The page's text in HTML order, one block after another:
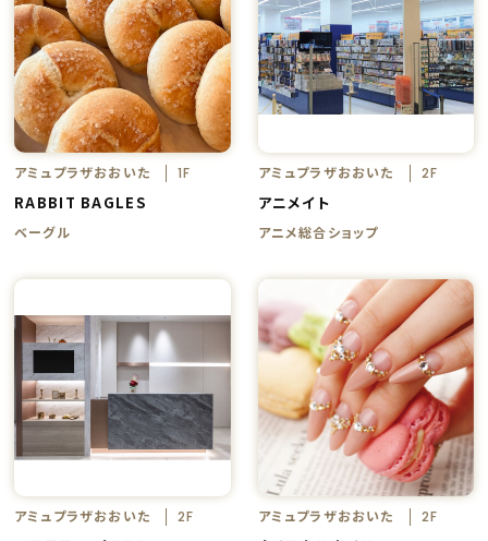
アミュプラザおおいた 1F
RABBIT BAGLES
ベーグル
アミュプラザおおいた 2F
アニメイト
アニメ総合ショップ
アミュプラザおおいた 2F アミュプラザおおいた 2F